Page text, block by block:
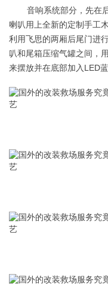
音响系统部分，先在
喇叭用上全新的定制手工
利用飞思的两厢后尾门进
叭和尾箱压缩气罐之间，
来摆放并在底部加入LED蓝